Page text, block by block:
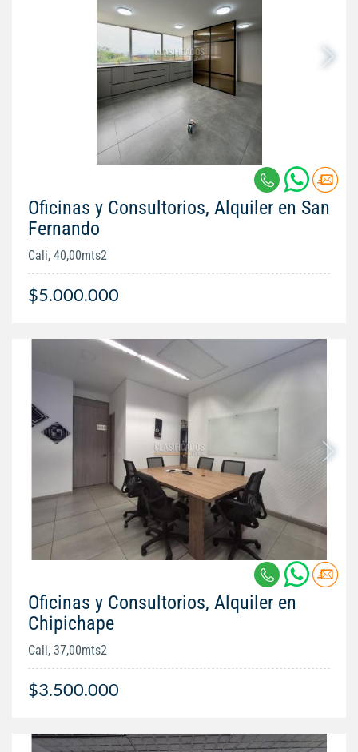
Oficinas y Consultorios, Alquiler en San
Fernando
Cali, 40,00mts2
$5.000.000
Oficinas y Consultorios, Alquiler en
Chipichape
Cali, 37,00mts2
$3.500.000